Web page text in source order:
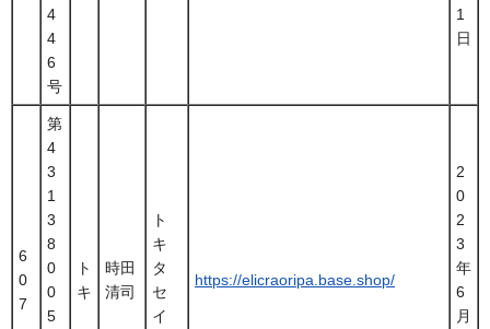
4
4
6
号
1
日
6
0
7
第
4
3
1
3
8
0
0
5
ト
キ
時田
清司
ト
キ
タ
セ
イ
https://elicraoripa.base.shop/
2
0
2
3
年
6
月